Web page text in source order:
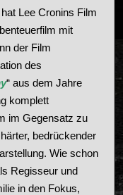
Lee Cronins Film
mit
der Film
des
“ aus dem Jahre
komplett
im Gegensatz zu
bedrückender
Wie schon
Regisseur und
in den Fokus,